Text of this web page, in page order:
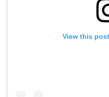
View this